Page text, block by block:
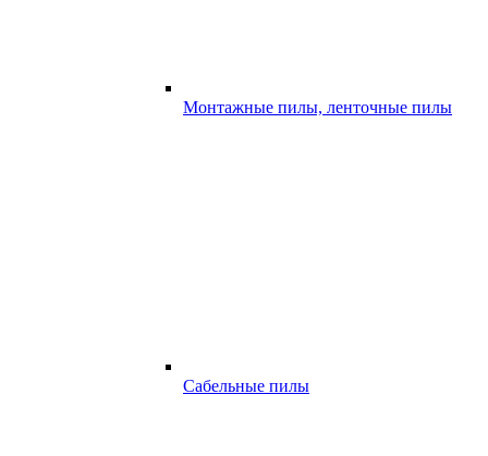
Монтажные пилы, ленточные пилы
Сабельные пилы